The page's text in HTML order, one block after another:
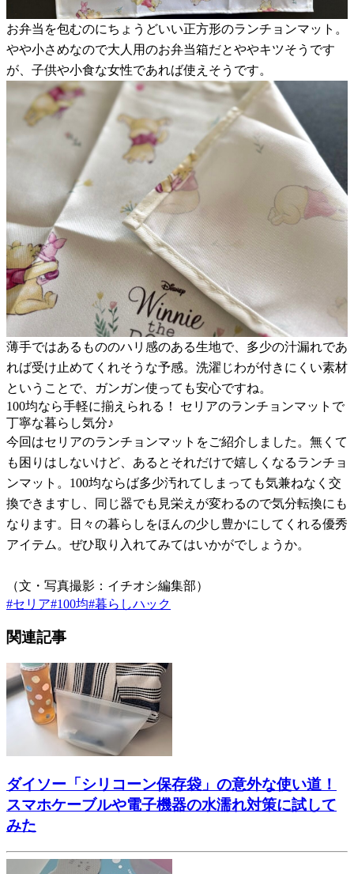
お弁当を包むのにちょうどいい正方形のランチョンマット。
やや小さめなので大人用のお弁当箱だとややキツそうです
が、子供や小食な女性であれば使えそうです。
薄手ではあるもののハリ感のある生地で、多少の汁漏れであ
れば受け止めてくれそうな予感。洗濯じわが付きにくい素材
ということで、ガンガン使っても安心ですね。
100均なら手軽に揃えられる！ セリアのランチョンマットで
丁寧な暮らし気分♪
今回はセリアのランチョンマットをご紹介しました。無くて
も困りはしないけど、あるとそれだけで嬉しくなるランチョ
ンマット。100均ならば多少汚れてしまっても気兼ねなく交
換できますし、同じ器でも見栄えが変わるので気分転換にも
なります。日々の暮らしをほんの少し豊かにしてくれる優秀
アイテム。ぜひ取り入れてみてはいかがでしょうか。
（文・写真撮影：イチオシ編集部）
#セリア#100均#暮らしハック
関連記事
ダイソー「シリコーン保存袋」の意外な使い道！
スマホケーブルや電子機器の水濡れ対策に試して
みた